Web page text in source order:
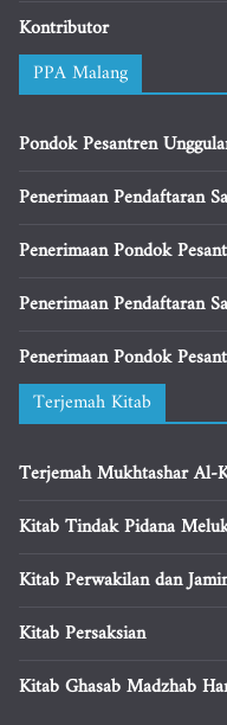
Kontributor
PPA Malang
Pondok Pesantren
Penerimaan Pendaftaran
Penerimaan Pondok
Penerimaan Pendaftaran
Penerimaan Pondok
Terjemah Kitab
Terjemah Mukhtashar
Kitab Tindak Pidana
Kitab Perwakilan dan
Kitab Persaksian
Kitab Ghasab Madzhab